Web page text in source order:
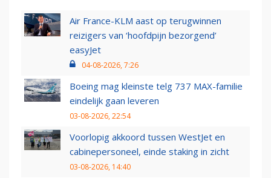
Air France-KLM aast op terugwinnen
reizigers van ‘hoofdpijn bezorgend’
easyJet
04-08-2026, 7:26
Boeing mag kleinste telg 737 MAX-familie
eindelijk gaan leveren
03-08-2026, 22:54
Voorlopig akkoord tussen WestJet en
cabinepersoneel, einde staking in zicht
03-08-2026, 14:40